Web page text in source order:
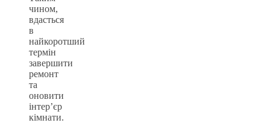
чином,
вдасться
в
найкоротший
термін
завершити
ремонт
та
оновити
інтер’єр
кімнати.